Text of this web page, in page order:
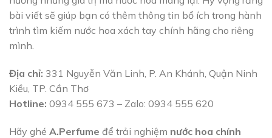
bài viết sẽ giúp bạn có thêm thông tin bổ ích trong hành
trình tìm kiếm nước hoa xách tay chính hãng cho riêng
mình.
Địa chỉ: 331 Nguyễn Văn Linh, P. An Khánh, Quận Ninh
Kiều, TP. Cần Thơ
Hotline: 0934 555 673 – Zalo: 0934 555 620
Hãy ghé A.Perfume để trải nghiệm nước hoa chính